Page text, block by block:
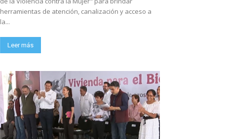
herramientas de atención, canalización y acceso a
la...
Leer más